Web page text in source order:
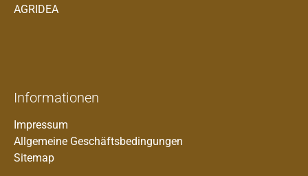
AGRIDEA
Informationen
Impressum
Allgemeine Geschäftsbedingungen
Sitemap